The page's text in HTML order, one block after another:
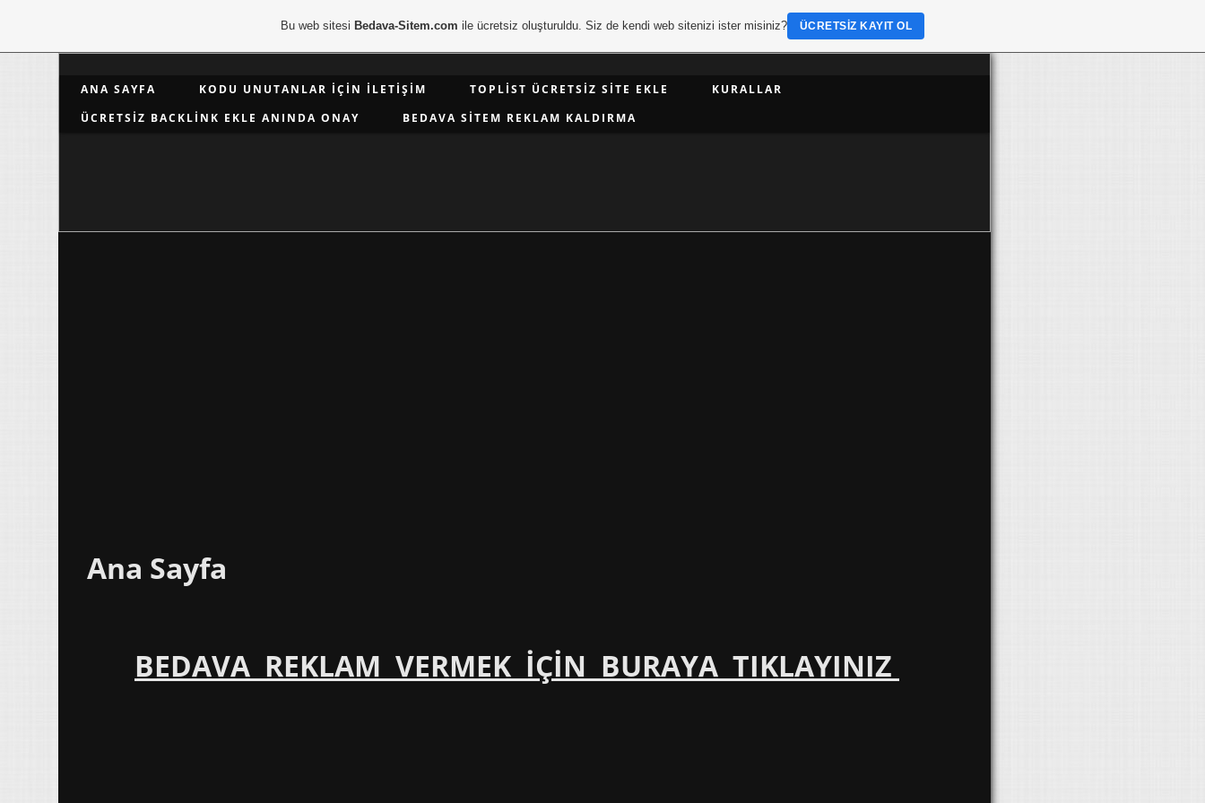
ANA SAYFA KODU UNUTANLAR İÇIN İLETIŞIM TOPLIST ÜCRETSIZ SITE EKLE
KURALLAR
ÜCRETSIZ BACKLINK EKLE ANINDA ONAY
BEDAVA SITEM REKLAM KALDIRMA
Ana Sayfa
BEDAVA REKLAM VERMEK İÇİN BURAYA TIKLAYINIZ
Bu web sitesi Bedava-Sitem.com ile ücretsiz oluşturuldu. Siz de kendi web sitenizi ister misiniz? ÜCRETSIZ KAYIT OL